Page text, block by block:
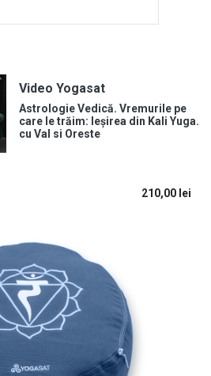
Video Yogasat
Astrologie Vedică. Vremurile pe
care le trăim: Ieșirea din Kali Yuga.
cu Val si Oreste
210,00 lei